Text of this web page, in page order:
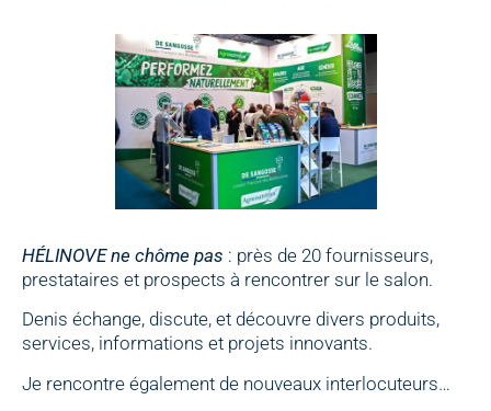
HÉLINOVE ne chôme pas : près de 20 fournisseurs,
prestataires et prospects à rencontrer sur le salon.
Denis échange, discute, et découvre divers produits,
services, informations et projets innovants.
Je rencontre également de nouveaux interlocuteurs…